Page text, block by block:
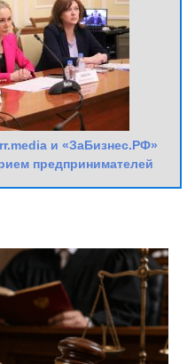
и «ЗаБизнес.РФ»
предпринимателей